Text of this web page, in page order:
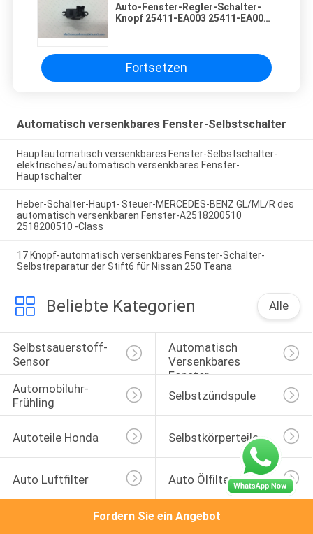
Auto-Fenster-Regler-Schalter-
Knopf 25411-EA003 25411-EA00A
D40 06-10
Fortsetzen
Automatisch versenkbares Fenster-Selbstschalter
Hauptautomatisch versenkbares Fenster-Selbstschalter-
elektrisches/automatisch versenkbares Fenster-
Hauptschalter
Heber-Schalter-Haupt- Steuer-MERCEDES-BENZ GL/ML/R des
automatisch versenkbaren Fenster-A2518200510
2518200510 -Class
17 Knopf-automatisch versenkbares Fenster-Schalter-
Selbstreparatur der Stift6 für Nissan 250 Teana
Beliebte Kategorien Alle
Selbstsauerstoff-
Sensor
Automatisch
Versenkbares
Fenster-
Selbstschalter
Automobiluhr-
Frühling
Selbstzündspule
Autoteile Honda Selbstkörperteile
Auto Luftfilter Auto Ölfilter
Fordern Sie ein Angebot